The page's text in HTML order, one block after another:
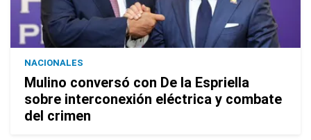
NACIONALES
Mulino conversó con De la Espriella
sobre interconexión eléctrica y combate
del crimen